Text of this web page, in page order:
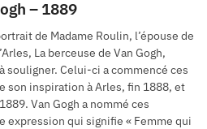
– 1889
de Madame Roulin, l’épouse de
La berceuse de Van Gogh,
souligner. Celui-ci a commencé ces
son inspiration à Arles, fin 1888, et
Van Gogh a nommé ces
expression qui signifie « Femme qui